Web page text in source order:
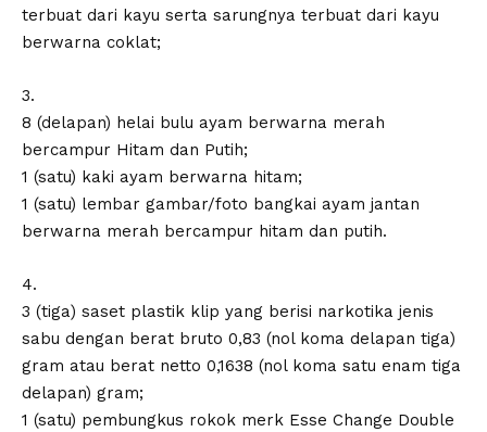
terbuat dari kayu serta sarungnya terbuat dari kayu
berwarna coklat;
3.
8 (delapan) helai bulu ayam berwarna merah
bercampur Hitam dan Putih;
1 (satu) kaki ayam berwarna hitam;
1 (satu) lembar gambar/foto bangkai ayam jantan
berwarna merah bercampur hitam dan putih.
4.
3 (tiga) saset plastik klip yang berisi narkotika jenis
sabu dengan berat bruto 0,83 (nol koma delapan tiga)
gram atau berat netto 0,1638 (nol koma satu enam tiga
delapan) gram;
1 (satu) pembungkus rokok merk Esse Change Double